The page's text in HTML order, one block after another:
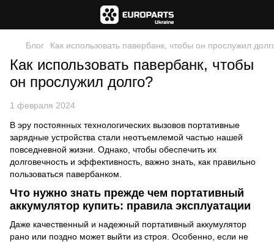
Блог Как использовать павербанк, чтобы он прослужил
Как использовать павербанк, чтобы
он прослужил долго?
1 февраля 2024
В эру постоянных технологических вызовов портативные
зарядные устройства стали неотъемлемой частью нашей
повседневной жизни. Однако, чтобы обеспечить их
долговечность и эффективность, важно знать, как правильно
пользоваться павербанком.
Что нужно знать прежде чем портативный
аккумулятор купить: правила эксплуатации
Даже качественный и надежный портативный аккумулятор
рано или поздно может выйти из строя. Особенно, если не